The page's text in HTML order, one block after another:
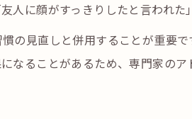
に顔がすっきりしたと言われた
の見直しと併用することが重要
ることがあるため、専門家のア